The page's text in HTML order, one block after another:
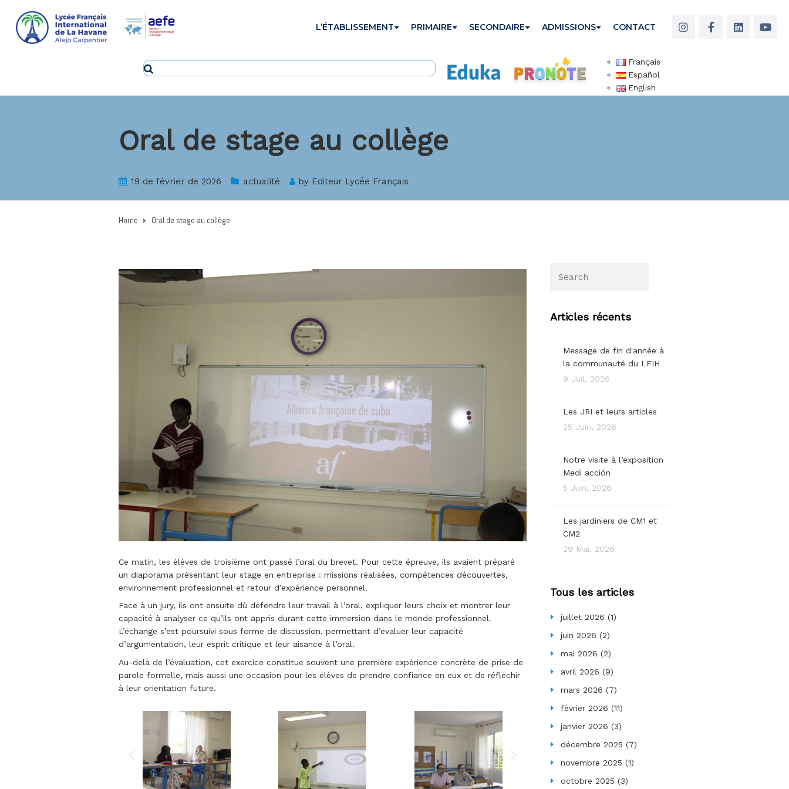
L’ÉTABLISSEMENT PRIMAIRE SECONDAIRE ADMISSIONS CONTACT
Français
Español
English
Oral de stage au collège
19 de février de 2026 actualité by Editeur Lycée Français
Home Oral de stage au collège
Ce matin, les élèves de troisième ont passé l’oral du brevet. Pour cette épreuve, ils avaient préparé
un diaporama présentant leur stage en entreprise : missions réalisées, compétences découvertes,
environnement professionnel et retour d’expérience personnel.
Face à un jury, ils ont ensuite dû défendre leur travail à l’oral, expliquer leurs choix et montrer leur
capacité à analyser ce qu’ils ont appris durant cette immersion dans le monde professionnel.
L’échange s’est poursuivi sous forme de discussion, permettant d’évaluer leur capacité
d’argumentation, leur esprit critique et leur aisance à l’oral.
Au-delà de l’évaluation, cet exercice constitue souvent une première expérience concrète de prise de
parole formelle, mais aussi une occasion pour les élèves de prendre confiance en eux et de réfléchir
à leur orientation future.
Articles récents
Message de fin d'année à
la communauté du LFIH
9 Juil, 2026
Les JRI et leurs articles
25 Juin, 2026
Notre visite à l’exposition
Medi acción
5 Juin, 2026
Les jardiniers de CM1 et
CM2
29 Mai, 2026
Tous les articles
juillet 2026 (1)
juin 2026 (2)
mai 2026 (2)
avril 2026 (9)
mars 2026 (7)
février 2026 (11)
janvier 2026 (3)
décembre 2025 (7)
novembre 2025 (1)
octobre 2025 (3)